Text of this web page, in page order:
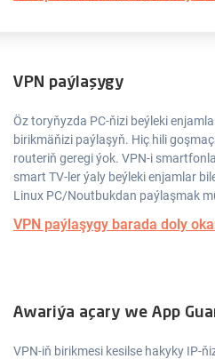
VPN paýlaşygy
Öz toryňyzda PC-ňizi beýleki
birikmäňizi paýlaşyň. Hiç hili
routeriň geregi ýok. VPN-i
smart TV-ler ýaly beýleki enjamlar
Linux PC/Noutbukdan paýlaşmak
VPN paýlaşygy barada doly
Awariýa açary we App
VPN-iň birikmesi kesilse hakyky IP-